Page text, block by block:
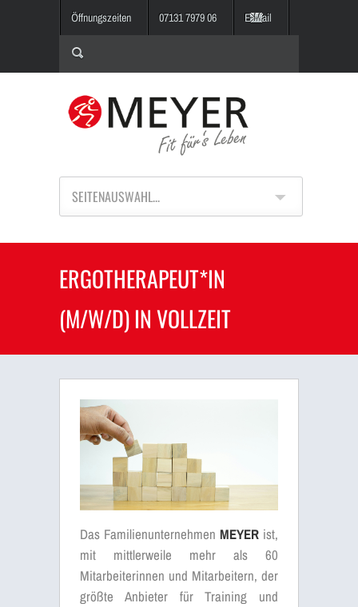
Öffnungszeiten 07131 7979 06 E-Mail
SEITENAUSWAHL...
ERGOTHERAPEUT*IN
(M/W/D) IN VOLLZEIT
Das Familienunternehmen MEYER ist,
mit mittlerweile mehr als 60
Mitarbeiterinnen und Mitarbeitern, der
größte Anbieter für Training und